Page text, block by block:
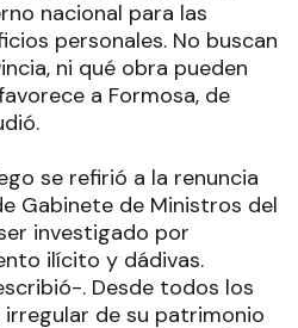
nacional para las
personales. No buscan
ni qué obra pueden
a Formosa, de
se refirió a la renuncia
Gabinete de Ministros del
investigado por
ilícito y dádivas.
. Desde todos los
de su patrimonio